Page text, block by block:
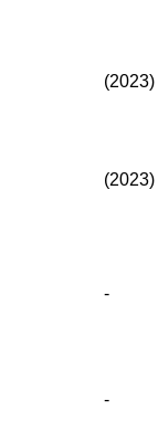
(2023)
(2023)
-
-